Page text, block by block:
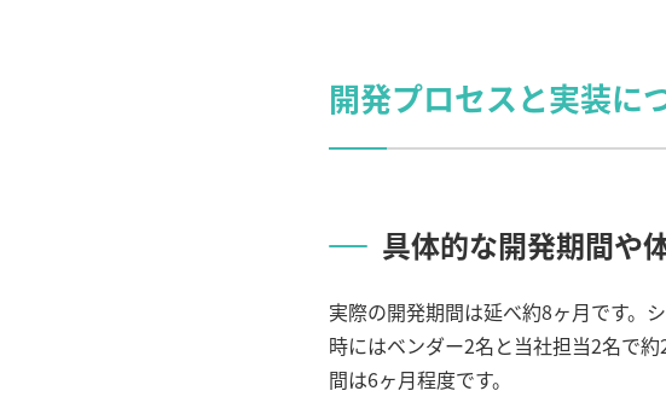
開発プロセスと実装に
具体的な開発期間や
実際の開発期間は延べ約8ヶ月です。
時にはベンダー2名と当社担当2名で約
間は6ヶ月程度です。